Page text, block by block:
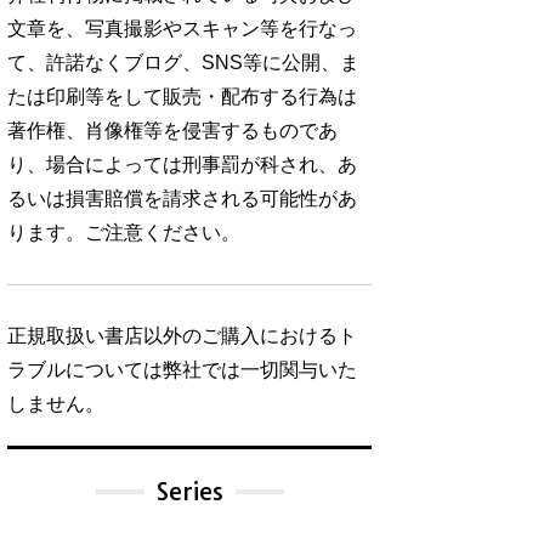
文章を、写真撮影やスキャン等を行なっ
て、許諾なくブログ、SNS等に公開、ま
たは印刷等をして販売・配布する行為は
著作権、肖像権等を侵害するものであ
り、場合によっては刑事罰が科され、あ
るいは損害賠償を請求される可能性があ
ります。ご注意ください。
正規取扱い書店以外のご購入におけるト
ラブルについては弊社では一切関与いた
しません。
Series